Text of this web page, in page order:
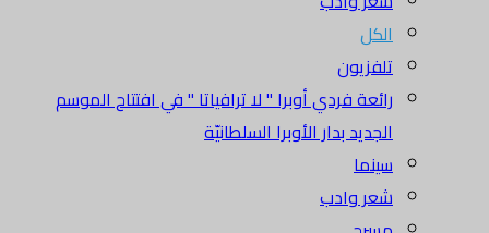
الكل
تلفزيون
رائعة فردي أوبرا " لا ترافياتا " في افتتاح الموسم
الجديد بدار الأوبرا السلطانيّة
سينما
شعر وادب